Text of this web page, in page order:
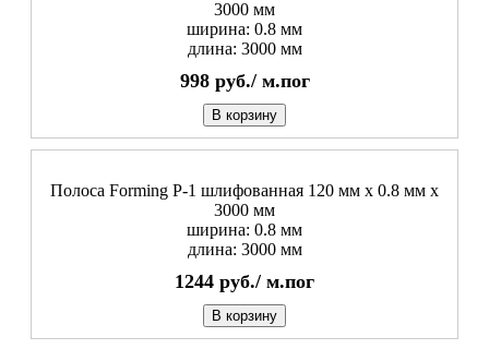
3000 мм
ширина: 0.8 мм
длина: 3000 мм
998 руб./ м.пог
В корзину
Полоса Forming P-1 шлифованная 120 мм x 0.8 мм х
3000 мм
ширина: 0.8 мм
длина: 3000 мм
1244 руб./ м.пог
В корзину